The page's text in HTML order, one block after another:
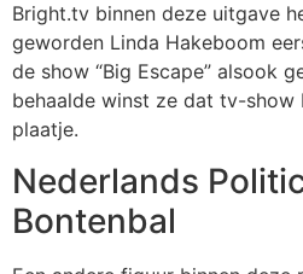
Bright.tv binnen deze uitgave
geworden Linda Hakeboom
de show “Big Escape” alsook
behaalde winst ze dat tv-show
plaatje.
Nederlands
Bontenbal